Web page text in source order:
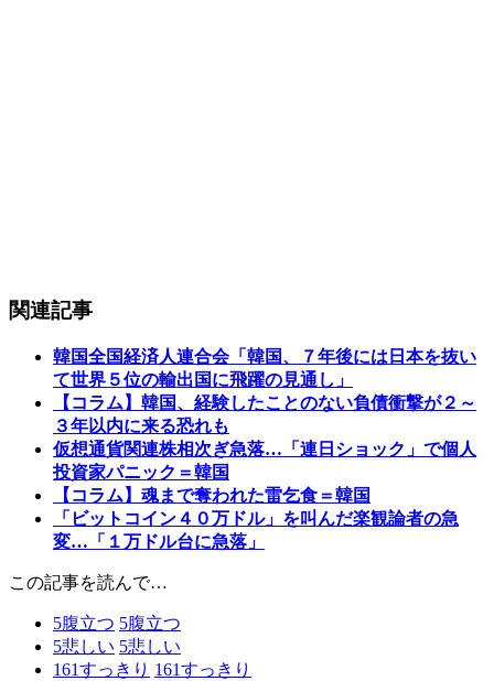
関連記事
韓国全国経済人連合会「韓国、７年後には日本を抜い
て世界５位の輸出国に飛躍の見通し」
【コラム】韓国、経験したことのない負債衝撃が２～
３年以内に来る恐れも
仮想通貨関連株相次ぎ急落…「連日ショック」で個人
投資家パニック＝韓国
【コラム】魂まで奪われた雷乞食＝韓国
「ビットコイン４０万ドル」を叫んだ楽観論者の急
変…「１万ドル台に急落」
この記事を読んで…
5腹立つ 5腹立つ
5悲しい 5悲しい
161すっきり 161すっきり